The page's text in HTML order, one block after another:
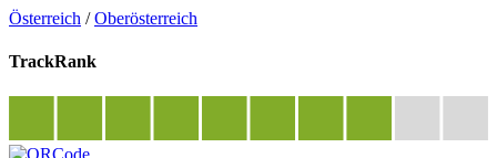
Österreich /Oberösterreich
TrackRank